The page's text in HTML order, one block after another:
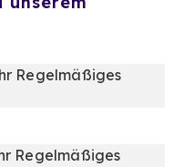
Regelmäßiges
Regelmäßiges